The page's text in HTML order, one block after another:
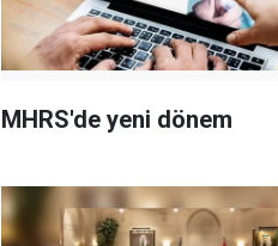
MHRS'de yeni dönem